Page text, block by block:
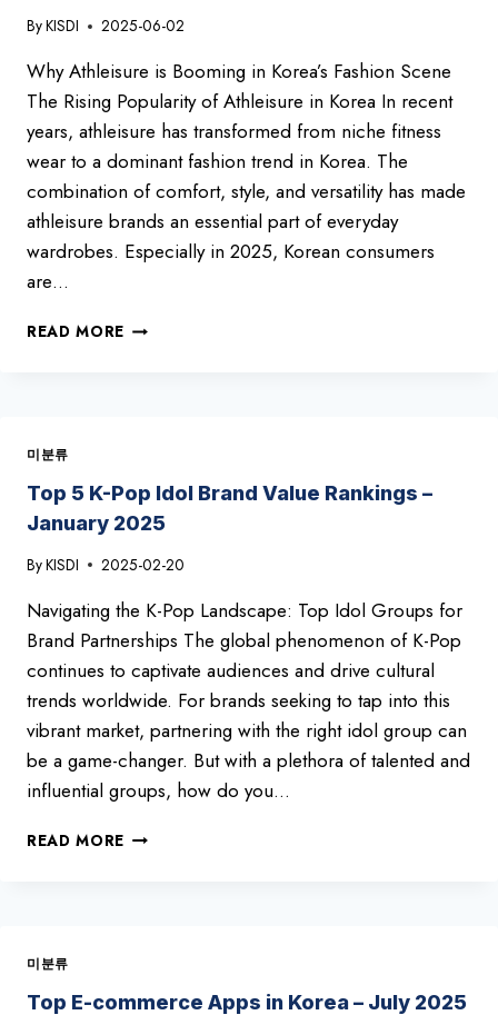
ByKISDI 2025-06-02
Why Athleisure is Booming in Korea’s Fashion Scene
The Rising Popularity of Athleisure in Korea In recent
years, athleisure has transformed from niche fitness
wear to a dominant fashion trend in Korea. The
combination of comfort, style, and versatility has made
athleisure brands an essential part of everyday
wardrobes. Especially in 2025, Korean consumers
are…
READ MORE TOP
KOREA(2025)
미분류
Top 5 K-Pop Idol Brand Value Rankings –
January 2025
ByKISDI 2025-02-20
Navigating the K-Pop Landscape: Top Idol Groups for
Brand Partnerships The global phenomenon of K-Pop
continues to captivate audiences and drive cultural
trends worldwide. For brands seeking to tap into this
vibrant market, partnering with the right idol group can
be a game-changer. But with a plethora of talented and
influential groups, how do you…
READ MORE TOP
RANKINGS
미분류
Top E-commerce Apps in Korea – July 2025